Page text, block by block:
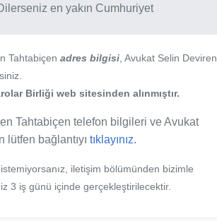
en yakın Cumhuriyet
Tahtabiçen adres bilgisi , Avukat Selin Deviren
Birliği web sitesinden alınmıştır.
Tahtabiçen telefon bilgileri ve Avukat
bağlantıyı tıklayınız.
iletişim bölümünden bizimle
3 iş günü içinde gerçekleştirilecektir.